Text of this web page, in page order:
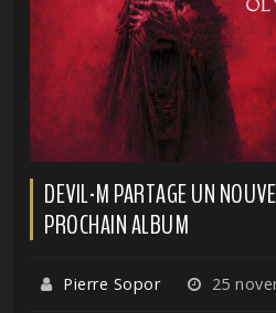
DEVIL-M PARTAGE UN
PROCHAIN ALBUM
Pierre Sopor 25